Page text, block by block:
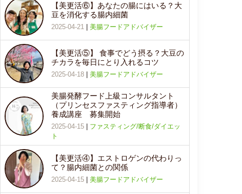
【美更活⑥】あなたの腸にはいる？大
豆を消化する腸内細菌
2025-04-21 |美腸フードアドバイザー
【美更活⑤】 食事でどう摂る？大豆の
チカラを毎日にとり入れるコツ
2025-04-18 |美腸フードアドバイザー
美腸発酵フード上級コンサルタント
（プリンセスファスティング指導者）
養成講座 募集開始
2025-04-15
ファスティング/断食/ダイエッ
ト
【美更活④】エストロゲンの代わりっ
て？腸内細菌との関係
2025-04-15 |美腸フードアドバイザー